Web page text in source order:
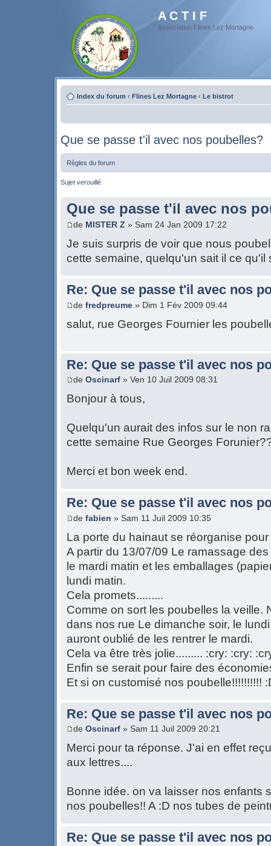
A C T I F
Association Flines Lez Mortagne
Index du forum ‹ Flines Lez Mortagne ‹ Le bistrot
Que se passe t'il avec nos poubelles?
Règles du forum
Sujet verouillé
Que se passe t'il avec nos
de MISTER Z » Sam 24 Jan 2009 17:22
Je suis surpris de voir que nous
cette semaine, quelqu'un sait il ce qu'il
Re: Que se passe t'il avec nos
de fredpreume » Dim 1 Fév 2009 09:44
salut, rue Georges Fournier les
Re: Que se passe t'il avec nos
de Oscinarf » Ven 10 Juil 2009 08:31
Bonjour à tous,
Quelqu'un aurait des infos sur le non
cette semaine Rue Georges
Merci et bon week end.
Re: Que se passe t'il avec nos
de fabien » Sam 11 Juil 2009 10:35
La porte du hainaut se réorganise
A partir du 13/07/09 Le ramassage
le mardi matin et les emballages
lundi matin.
Cela promets.........
Comme on sort les poubelles la veille.
dans nos rue Le dimanche soir, le
auront oublié de les rentrer le mardi.
Cela va être très jolie......... :cry: :cry:
Enfin se serait pour faire des
Et si on customisé nos poubelle!!!!!!!!!!
Re: Que se passe t'il avec nos
de Oscinarf » Sam 11 Juil 2009 20:21
Merci pour ta réponse. J'ai en effet
aux lettres....
Bonne idée. on va laisser nos enfants
nos poubelles!! A :D nos tubes de
Re: Que se passe t'il avec nos